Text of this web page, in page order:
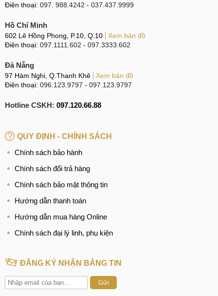
Điện thoại: 097. 988.4242 - 037.437.9999
Hồ Chí Minh
602 Lê Hồng Phong, P.10, Q.10
Xem bản đồ
Điện thoại: 097.1111.602 - 097.3333.602
Đà Nẵng
97 Hàm Nghi, Q.Thanh Khê
Xem bản đồ
Điện thoại: 096.123.9797 - 097.123.9797
Hotline CSKH: 097.120.66.88
QUY ĐỊNH - CHÍNH SÁCH
Chính sách bảo hành
Chính sách đổi trả hàng
Chính sách bảo mật thông tin
Hướng dẫn thanh toán
Hướng dẫn mua hàng Online
Chính sách đại lý linh, phụ kiện
ĐĂNG KÝ NHẬN BẢNG TIN
Gửi